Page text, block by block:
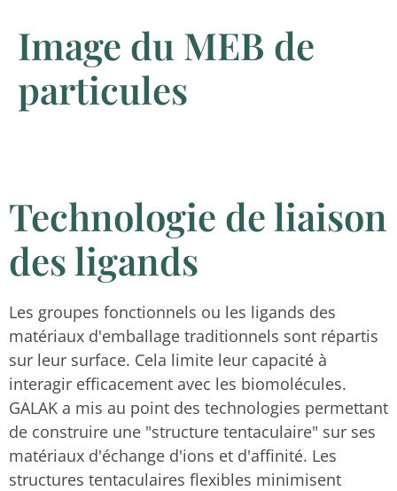
Image du MEB de
particules
Technologie de liaison
des ligands
Les groupes fonctionnels ou les ligands des
matériaux d'emballage traditionnels sont répartis
sur leur surface. Cela limite leur capacité à
interagir efficacement avec les biomolécules.
GALAK a mis au point des technologies permettant
de construire une "structure tentaculaire" sur ses
matériaux d'échange d'ions et d'affinité. Les
structures tentaculaires flexibles minimisent